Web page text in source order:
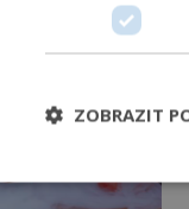
ZOBRAZIT